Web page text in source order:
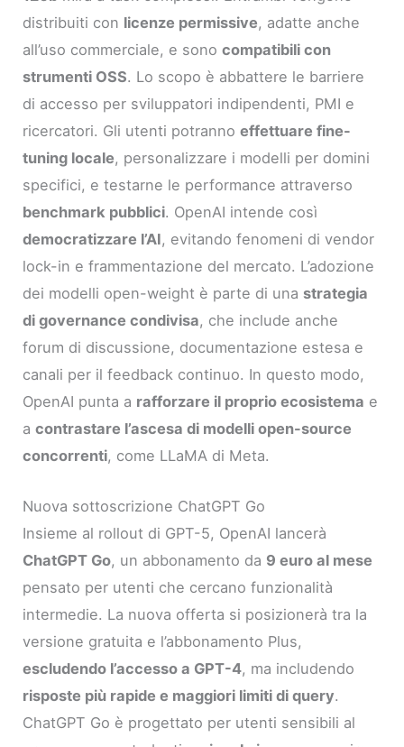
distribuiti con licenze permissive, adatte anche
all’uso commerciale, e sonocompatibili con
strumenti OSS. Lo scopo è abbattere le barriere
di accesso per sviluppatori indipendenti, PMI e
ricercatori. Gli utenti potrannoeffettuare fine-
tuning locale, personalizzare i modelli per domini
specifici, e testarne le performance attraverso
benchmark pubblici. OpenAI intende così
democratizzare l’AI, evitando fenomeni di vendor
lock-in e frammentazione del mercato. L’adozione
dei modelli open-weight è parte di una strategia
di governance condivisa, che include anche
forum di discussione, documentazione estesa e
canali per il feedback continuo. In questo modo,
OpenAI punta a rafforzare il proprio ecosistema e
acontrastare l’ascesa di modelli open-source
concorrenti, come LLaMA di Meta.
Nuova sottoscrizione ChatGPT Go
Insieme al rollout di GPT-5, OpenAI lancerà
ChatGPT Go, un abbonamento da 9 euro al mese
pensato per utenti che cercano funzionalità
intermedie. La nuova offerta si posizionerà tra la
versione gratuita e l’abbonamento Plus,
escludendo l’accesso a GPT-4, ma includendo
risposte più rapide e maggiori limiti di query.
ChatGPT Go è progettato per utenti sensibili al